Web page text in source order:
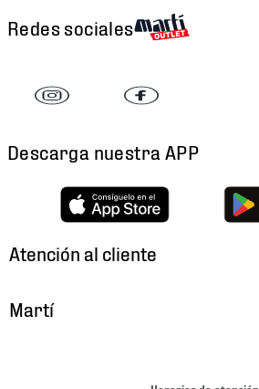
Redes sociales
Descarga nuestra APP
Atención al cliente
Martí